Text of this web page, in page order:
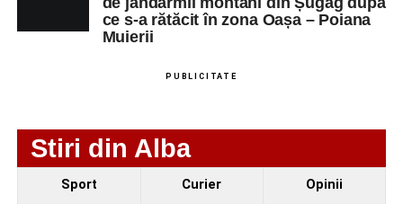
Ultimele știri din Sebeș
ce s-a rătăcit în zona Oașa – Poiana
Muierii
PUBLICITATE
Stiri din Alba
Sport Curier Opinii